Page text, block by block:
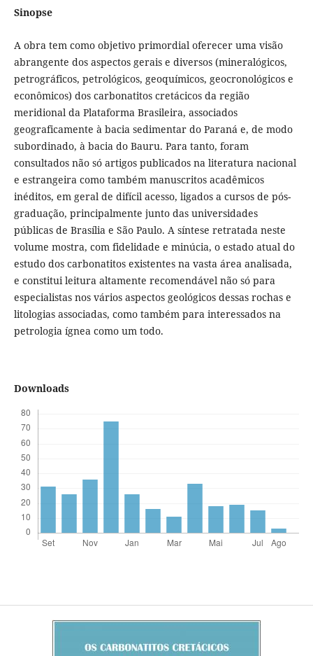
Sinopse
A obra tem como objetivo primordial oferecer uma visão
abrangente dos aspectos gerais e diversos (mineralógicos,
petrográficos, petrológicos, geoquímicos, geocronológicos e
econômicos) dos carbonatitos cretácicos da região
meridional da Plataforma Brasileira, associados
geograficamente à bacia sedimentar do Paraná e, de modo
subordinado, à bacia do Bauru. Para tanto, foram
consultados não só artigos publicados na literatura nacional
e estrangeira como também manuscritos acadêmicos
inéditos, em geral de difícil acesso, ligados a cursos de pós-
graduação, principalmente junto das universidades
públicas de Brasília e São Paulo. A síntese retratada neste
volume mostra, com fidelidade e minúcia, o estado atual do
estudo dos carbonatitos existentes na vasta área analisada,
e constitui leitura altamente recomendável não só para
especialistas nos vários aspectos geológicos dessas rochas e
litologias associadas, como também para interessados na
petrologia ígnea como um todo.
Downloads